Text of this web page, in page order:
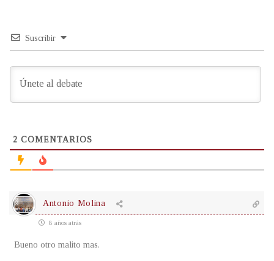
Suscribir
2 COMENTARIOS
Antonio Molina
8 años atrás
Bueno otro malito mas.